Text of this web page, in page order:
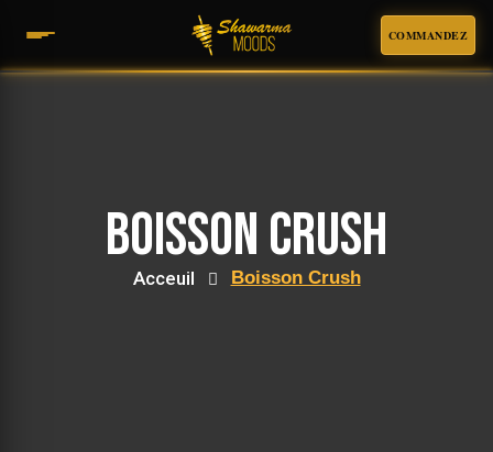
COMMANDEZ
Boisson Crush
Acceuil Boisson Crush